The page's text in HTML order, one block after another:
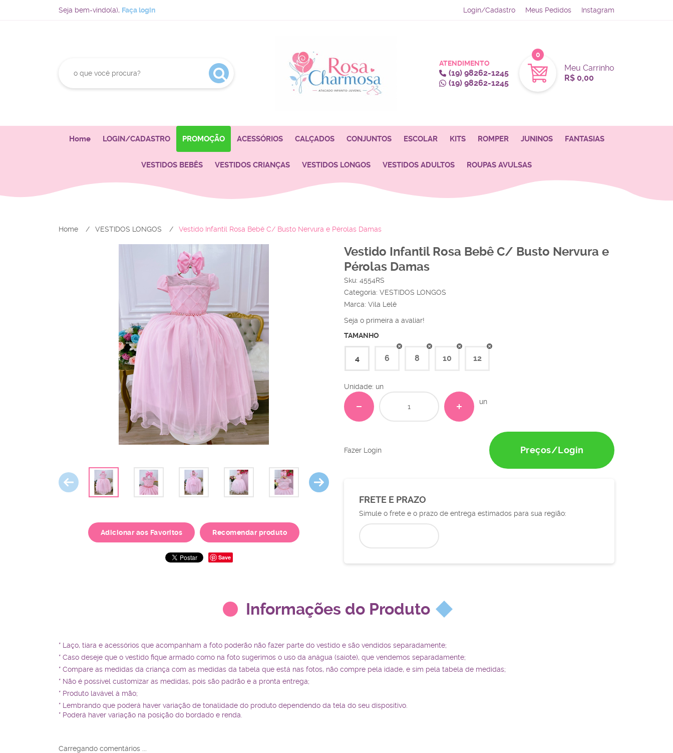
Seja bem-vindo(a), Faça login Login/Cadastro Meus Pedidos Instagram
ATENDIMENTO
(19)98262-1245
(19)98262-1245
Meu Carrinho
0
R$ 0,00
Home LOGIN/CADASTRO PROMOÇÃO ACESSÓRIOS CALÇADOS CONJUNTOS ESCOLAR KITS ROMPER JUNINOS FANTASIAS
VESTIDOS BEBÊS VESTIDOS CRIANÇAS VESTIDOS LONGOS VESTIDOS ADULTOS ROUPAS AVULSAS
Home VESTIDOS LONGOS Vestido Infantil Rosa Bebê C/ Busto Nervura e Pérolas Damas
Adicionar aos Favoritos Recomendar produto
Save
Vestido Infantil Rosa Bebê C/ Busto Nervura e
Pérolas Damas
Sku: 4554RS
Categoria: VESTIDOS LONGOS
Marca: Vila Lelê
Seja o primeira a avaliar!
TAMANHO
4 6 8 10 12
Unidade: un
un
Fazer Login Preços/Login
FRETE E PRAZO
Simule o frete e o prazo de entrega estimados para sua região:
Informações do Produto
* Laço, tiara e acessórios que acompanham a foto poderão não fazer parte do vestido e são vendidos separadamente;
* Caso deseje que o vestido fique armado como na foto sugerimos o uso da anágua (saiote), que vendemos separadamente;
* Compare as medidas da criança com as medidas da tabela que está nas fotos, não compre pela idade, e sim pela tabela de medidas;
* Não é possível customizar as medidas, pois são padrão e a pronta entrega;
* Produto lavável à mão;
* Lembrando que poderá haver variação de tonalidade do produto dependendo da tela do seu dispositivo.
* Poderá haver variação na posição do bordado e renda.
Carregando comentários ...